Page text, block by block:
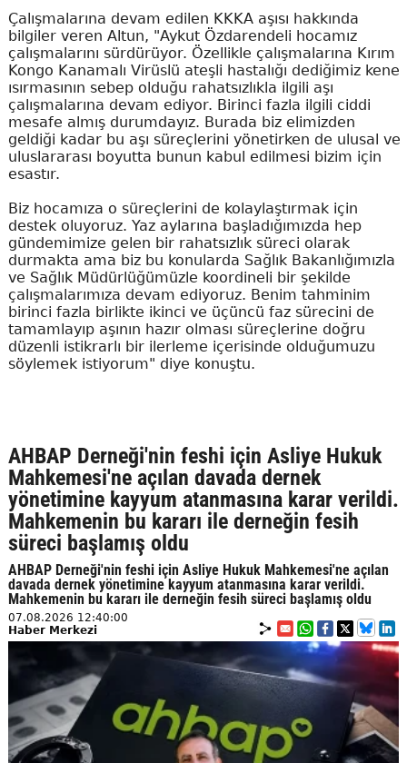
Çalışmalarına devam edilen KKKA aşısı hakkında
bilgiler veren Altun, "Aykut Özdarendeli hocamız
çalışmalarını sürdürüyor. Özellikle çalışmalarına Kırım
Kongo Kanamalı Virüslü ateşli hastalığı dediğimiz kene
ısırmasının sebep olduğu rahatsızlıkla ilgili aşı
çalışmalarına devam ediyor. Birinci fazla ilgili ciddi
mesafe almış durumdayız. Burada biz elimizden
geldiği kadar bu aşı süreçlerini yönetirken de ulusal ve
uluslararası boyutta bunun kabul edilmesi bizim için
esastır.
Biz hocamıza o süreçlerini de kolaylaştırmak için
destek oluyoruz. Yaz aylarına başladığımızda hep
gündemimize gelen bir rahatsızlık süreci olarak
durmakta ama biz bu konularda Sağlık Bakanlığımızla
ve Sağlık Müdürlüğümüzle koordineli bir şekilde
çalışmalarımıza devam ediyoruz. Benim tahminim
birinci fazla birlikte ikinci ve üçüncü faz sürecini de
tamamlayıp aşının hazır olması süreçlerine doğru
düzenli istikrarlı bir ilerleme içerisinde olduğumuzu
söylemek istiyorum" diye konuştu.
AHBAP Derneği'nin feshi için Asliye Hukuk
Mahkemesi'ne açılan davada dernek
yönetimine kayyum atanmasına karar verildi.
Mahkemenin bu kararı ile derneğin fesih
süreci başlamış oldu
AHBAP Derneği'nin feshi için Asliye Hukuk Mahkemesi'ne açılan
davada dernek yönetimine kayyum atanmasına karar verildi.
Mahkemenin bu kararı ile derneğin fesih süreci başlamış oldu
07.08.2026 12:40:00
Haber Merkezi